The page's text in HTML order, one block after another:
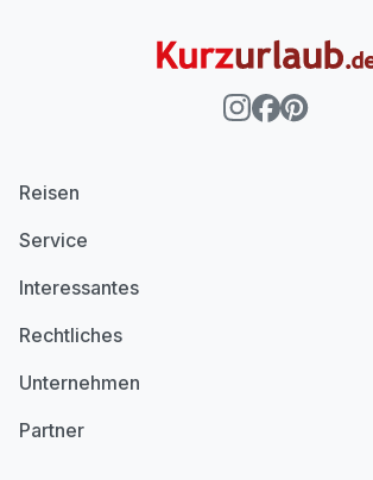
Reisen
Service
Interessantes
Rechtliches
Unternehmen
Partner